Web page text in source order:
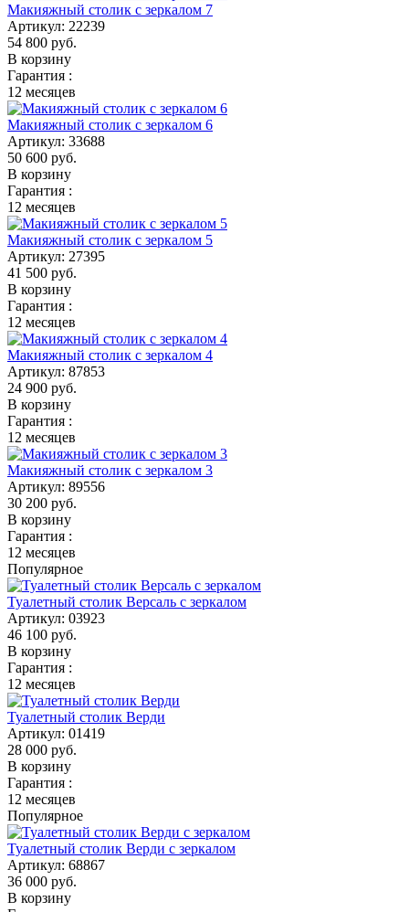
Макияжный столик с зеркалом 7
Артикул: 22239
54 800 руб.
В корзину
Гарантия :
12 месяцев
Макияжный столик с зеркалом 6
Артикул: 33688
50 600 руб.
В корзину
Гарантия :
12 месяцев
Макияжный столик с зеркалом 5
Артикул: 27395
41 500 руб.
В корзину
Гарантия :
12 месяцев
Макияжный столик с зеркалом 4
Артикул: 87853
24 900 руб.
В корзину
Гарантия :
12 месяцев
Макияжный столик с зеркалом 3
Артикул: 89556
30 200 руб.
В корзину
Гарантия :
12 месяцев
Популярное
Туалетный столик Версаль с зеркалом
Артикул: 03923
46 100 руб.
В корзину
Гарантия :
12 месяцев
Туалетный столик Верди
Артикул: 01419
28 000 руб.
В корзину
Гарантия :
12 месяцев
Популярное
Туалетный столик Верди с зеркалом
Артикул: 68867
36 000 руб.
В корзину